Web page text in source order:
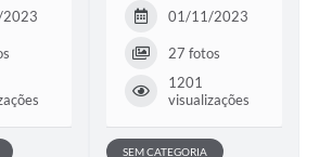
01/11/2023
27 fotos
1201
visualizações
SEM CATEGORIA